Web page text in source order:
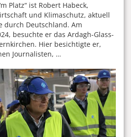
Platz“ ist Robert Habeck,
und Klimaschutz, aktuell
durch Deutschland. Am
besuchte er das Ardagh-Glass-
Hier besichtigte er,
Journalisten, …